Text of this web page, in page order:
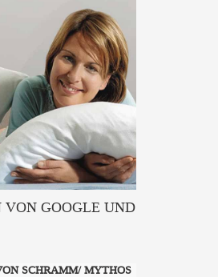
GOOGLE UND
SCHRAMM/ MYTHOS